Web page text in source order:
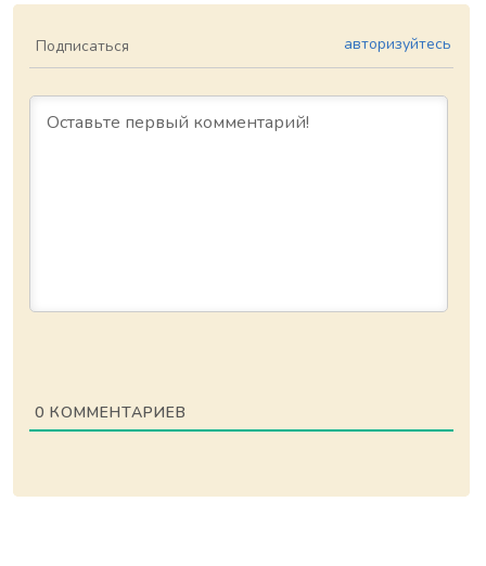
Подписаться авторизуйтесь
0 КОММЕНТАРИЕВ